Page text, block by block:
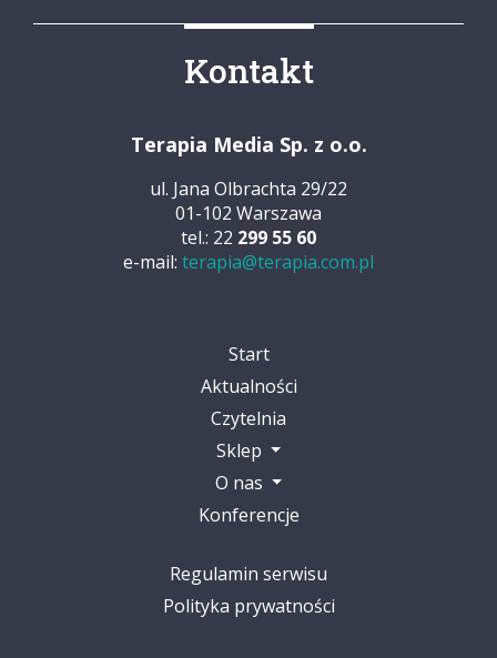
Kontakt
Terapia Media Sp. z o.o.
ul. Jana Olbrachta 29/22
01-102 Warszawa
tel.: 22 299 55 60
e-mail: terapia@terapia.com.pl
Start
Aktualności
Czytelnia
Sklep
O nas
Konferencje
Regulamin serwisu
Polityka prywatności